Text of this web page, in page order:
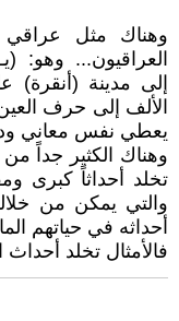
وهناك مثل عراقي
العراقيون... وهو:
إلى مدينة (أنقرة)
الألف إلى حرف
يعطي نفس معاني
وهناك الكثير جداً
تخلد أحداثاً كبرى
والتي يمكن من
أحداثه في حياتهم
فالأمثال تخلد أحداث